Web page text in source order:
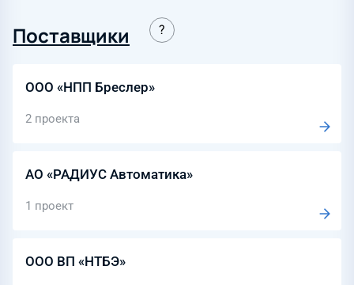
Поставщики
ООО «НПП Бреслер»
2 проекта
АО «РАДИУС Автоматика»
1 проект
ООО ВП «НТБЭ»